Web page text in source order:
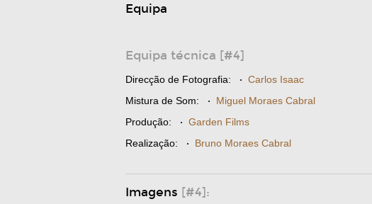
Equipa
Equipa técnica [#4]
Direcção de Fotografia: · Carlos Isaac
Mistura de Som: · Miguel Moraes Cabral
Produção: · Garden Films
Realização: · Bruno Moraes Cabral
Imagens [#4]: